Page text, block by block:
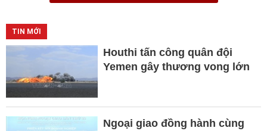
TIN MỚI
Houthi tấn công quân đội
Yemen gây thương vong lớn
Ngoại giao đồng hành cùng